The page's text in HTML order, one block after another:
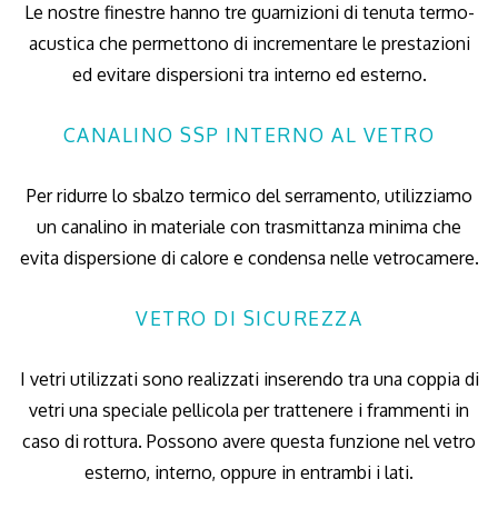
Le nostre finestre hanno tre guarnizioni di tenuta termo-
acustica che permettono di incrementare le prestazioni
ed evitare dispersioni tra interno ed esterno.
CANALINO SSP INTERNO AL VETRO
Per ridurre lo sbalzo termico del serramento, utilizziamo
un canalino in materiale con trasmittanza minima che
evita dispersione di calore e condensa nelle vetrocamere.
VETRO DI SICUREZZA
I vetri utilizzati sono realizzati inserendo tra una coppia di
vetri una speciale pellicola per trattenere i frammenti in
caso di rottura. Possono avere questa funzione nel vetro
esterno, interno, oppure in entrambi i lati.